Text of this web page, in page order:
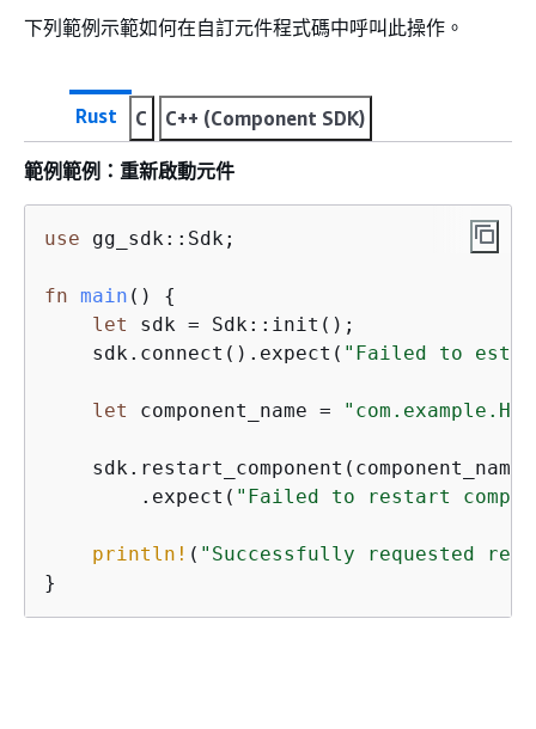
下列範例示範如何在自訂元件程式碼中呼叫此操作。
Rust C C++ (Component SDK)
範例範例：重新啟動元件
use gg_sdk::Sdk;
fn main () {
let
sdk = Sdk::init();
    sdk.connect().expect(
"Failed to
let component_name =
    sdk.restart_component(component_name)
        .expect(
"Failed to restart
println! ( "Successfully requested